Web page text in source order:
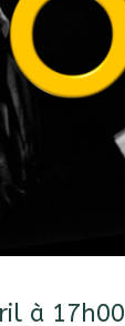
à 17h00